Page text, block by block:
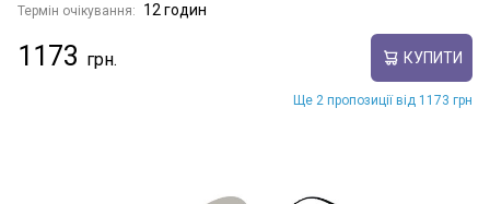
Термін очікування: 12 годин
1173 КУПИТИ
Ще 2 пропозиції від 1173 грн